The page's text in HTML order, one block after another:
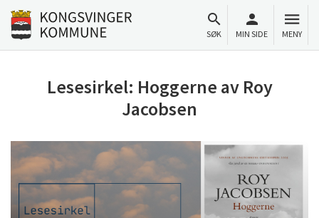
Til innhold
Gå til forsiden
SØK MIN SIDE MENY
Lesesirkel: Hoggerne av Roy
Jacobsen